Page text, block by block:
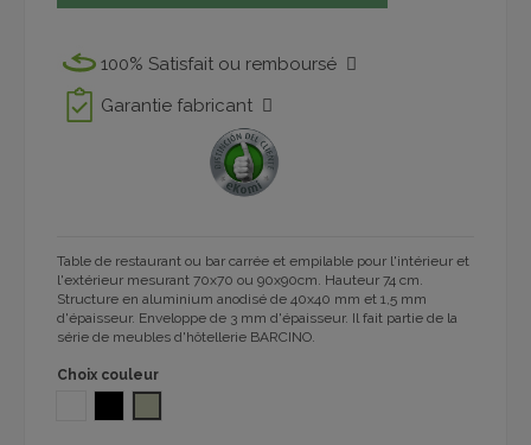
100% Satisfait ou remboursé
Garantie fabricant
Table de restaurant ou bar carrée et empilable pour l'intérieur et
l'extérieur mesurant 70x70 ou 90x90cm. Hauteur 74 cm.
Structure en aluminium anodisé de 40x40 mm et 1,5 mm
d'épaisseur. Enveloppe de 3 mm d'épaisseur. Il fait partie de la
série de meubles d'hôtellerie BARCINO.
Choix couleur